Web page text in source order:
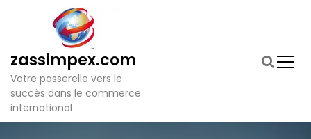
zassimpex.com
Votre passerelle vers le
succès dans le commerce
international